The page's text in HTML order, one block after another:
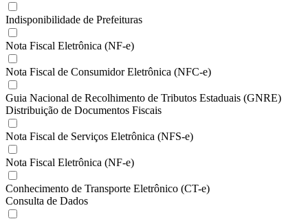
Indisponibilidade de Prefeituras
Nota Fiscal Eletrônica (NF-e)
Nota Fiscal de Consumidor Eletrônica (NFC-e)
Guia Nacional de Recolhimento de Tributos Estaduais (GNRE)
Distribuição de Documentos Fiscais
Nota Fiscal de Serviços Eletrônica (NFS-e)
Nota Fiscal Eletrônica (NF-e)
Conhecimento de Transporte Eletrônico (CT-e)
Consulta de Dados